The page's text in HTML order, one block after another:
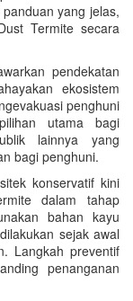
yang jelas,
Termite secara
pendekatan
ekosistem
penghuni
utama bagi
lainnya yang
bagi penghuni.
konservatif kini
dalam tahap
bahan kayu
sejak awal
Langkah preventif
penanganan